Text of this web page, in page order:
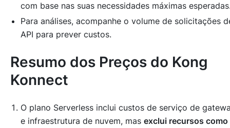
com base nas suas necessidades máximas
Para análises, acompanhe o volume de solicitações
API para prever custos.
Resumo dos Preços do Kong
Konnect
O plano Serverless inclui custos de serviço de
e infraestrutura de nuvem, mas exclui recursos como